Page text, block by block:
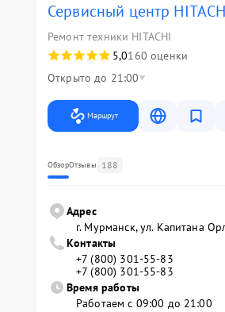
Сервисный центр
Ремонт техники HITACHI
5,0160 оценки
Открыто до 21:00
Маршрут
ОбзорОтзывы 188
Адрес
г. Мурманск, ул. Капитана
Контакты
+7 (800) 301-55-83
+7 (800) 301-55-83
Время работы
Работаем с 09:00 до 21:00